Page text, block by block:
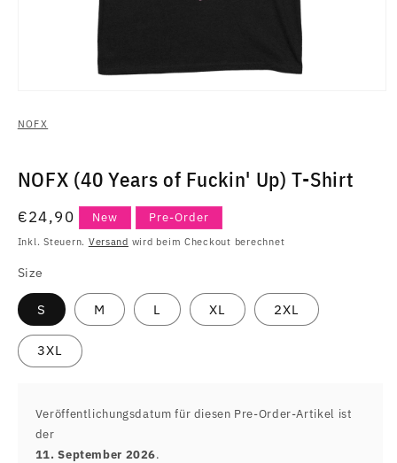
in
NOFX
NOFX (40 Years of Fuckin' Up) T-Shirt
Normaler
Preis
€24,90 New Pre-Order
Inkl. Steuern. Versand wird beim Checkout berechnet
Size
S M L XL 2XL
3XL
Veröffentlichungsdatum für diesen Pre-Order-Artikel ist
der
11. September 2026.